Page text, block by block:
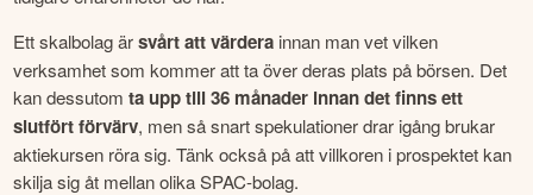
Ett skalbolag är svårt att värdera innan man vet vilken
verksamhet som kommer att ta över deras plats på börsen. Det
kan dessutom ta upp till 36 månader innan det finns ett
slutfört förvärv, men så snart spekulationer drar igång brukar
aktiekursen röra sig. Tänk också på att villkoren i prospektet kan
skilja sig åt mellan olika SPAC-bolag.